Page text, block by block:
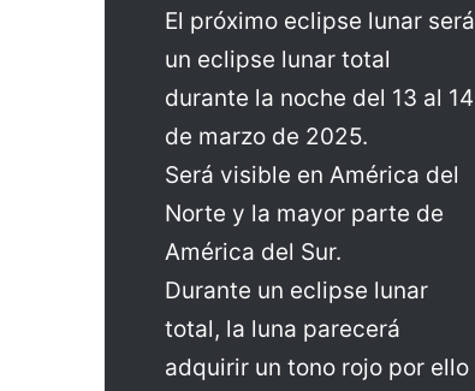
El próximo eclipse lunar será
un eclipse lunar total
durante la noche del 13 al 14
de marzo de 2025.
Será visible en América del
Norte y la mayor parte de
América del Sur.
Durante un eclipse lunar
total, la luna parecerá
adquirir un tono rojo por ello